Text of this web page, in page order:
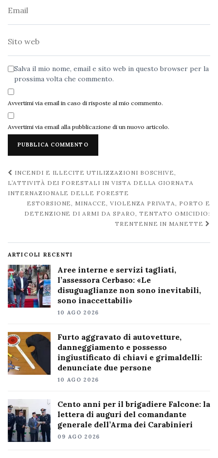
Salva il mio nome, email e sito web in questo browser per la
prossima volta che commento.
Avvertimi via email in caso di risposte al mio commento.
Avvertimi via email alla pubblicazione di un nuovo articolo.
Navigazione
post
INCENDI E ILLECITE UTILIZZAZIONI BOSCHIVE,
L’ATTIVITÀ DEI FORESTALI IN VISTA DELLA GIORNATA
INTERNAZIONALE DELLE FORESTE
ESTORSIONE, MINACCE, VIOLENZA PRIVATA, PORTO E
DETENZIONE DI ARMI DA SPARO, TENTATO OMICIDIO:
TRENTENNE IN MANETTE
ARTICOLI RECENTI
Aree interne e servizi tagliati,
l’assessora Cerbaso: «Le
disuguaglianze non sono inevitabili,
sono inaccettabili»
10 AGO 2026
Furto aggravato di autovetture,
danneggiamento e possesso
ingiustificato di chiavi e grimaldelli:
denunciate due persone
10 AGO 2026
Cento anni per il brigadiere Falcone: la
lettera di auguri del comandante
generale dell’Arma dei Carabinieri
09 AGO 2026